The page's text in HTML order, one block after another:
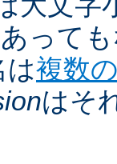
って
複数
はそ